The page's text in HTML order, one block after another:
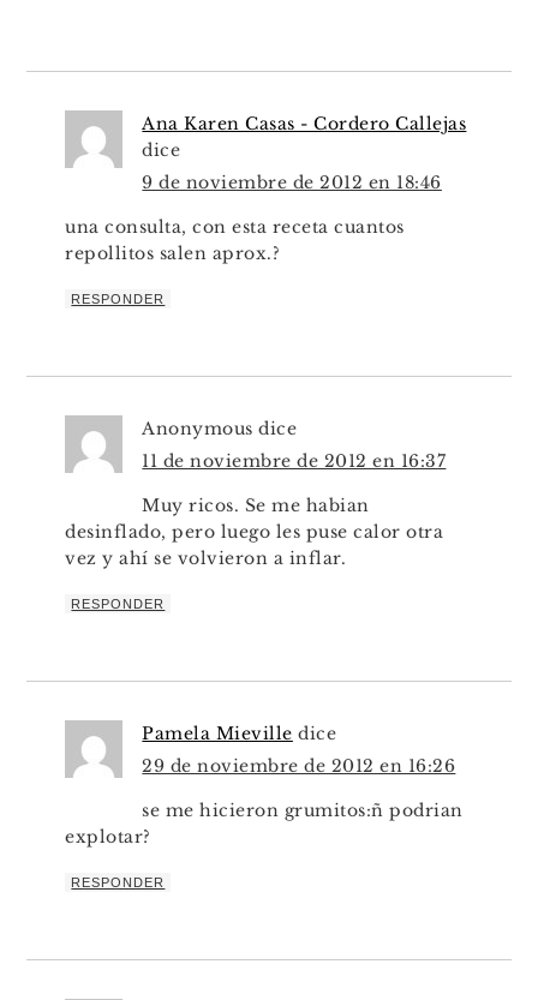
Ana Karen Casas - Cordero Callejas
dice
9 de noviembre de 2012 en 18:46
una consulta, con esta receta cuantos
repollitos salen aprox.?
RESPONDER
Anonymous dice
11 de noviembre de 2012 en 16:37
Muy ricos. Se me habian
desinflado, pero luego les puse calor otra
vez y ahí se volvieron a inflar.
RESPONDER
Pamela Mieville dice
29 de noviembre de 2012 en 16:26
se me hicieron grumitos:ñ podrian
explotar?
RESPONDER